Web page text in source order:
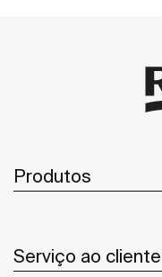
Produtos
Serviço ao cliente